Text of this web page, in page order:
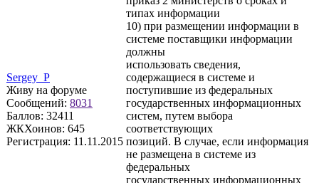
Sergey_P
Живу на форуме
Сообщений: 8031
Баллов: 32411
ЖКХоинов: 645
Регистрация: 11.11.2015
типах информации
10) при размещении информации в
системе поставщики информации
должны
использовать сведения,
содержащиеся в системе и
поступившие из федеральных
государственных информационных
систем, путем выбора
соответствующих
позиций. В случае, если информация
не размещена в системе из
федеральных
государственных информационных